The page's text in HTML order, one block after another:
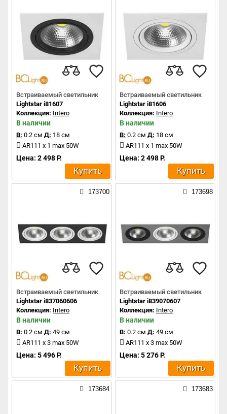
Встраиваемый светильник
Lightstar i81607
Коллекция: Intero
В наличии
В: 0.2 см Д: 18 см
AR111 x 1 max 50W
Цена: 2 498 Р.
Купить
Встраиваемый светильник
Lightstar i81606
Коллекция: Intero
В наличии
В: 0.2 см Д: 18 см
AR111 x 1 max 50W
Цена: 2 498 Р.
Купить
173700
Встраиваемый светильник
Lightstar i837060606
Коллекция: Intero
В наличии
В: 0.2 см Д: 49 см
AR111 x 3 max 50W
Цена: 5 496 Р.
Купить
173698
Встраиваемый светильник
Lightstar i839070607
Коллекция: Intero
В наличии
В: 0.2 см Д: 49 см
AR111 x 3 max 50W
Цена: 5 276 Р.
Купить
173684 173683